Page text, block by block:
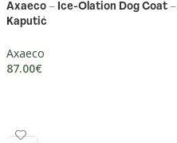
Axaeco – Ice-Olation Dog Coat –
Kaputić
Axaeco
87.00€